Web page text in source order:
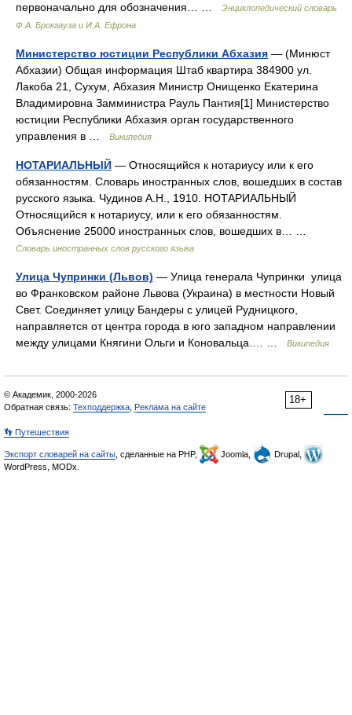
первоначально для обозначения… …
Энциклопедический словарь
Ф.А. Брокгауза и И.А. Ефрона
Министерство юстиции Республики Абхазия — (Минюст
Абхазии) Общая информация Штаб квартира 384900 ул.
Лакоба 21, Сухум, Абхазия Министр Онищенко Екатерина
Владимировна Замминистра Рауль Пантия[1] Министерство
юстиции Республики Абхазия орган государственного
управления в …
Википедия
НОТАРИАЛЬНЫЙ — Относящийся к нотариусу или к его
обязанностям. Словарь иностранных слов, вошедших в состав
русского языка. Чудинов А.Н., 1910. НОТАРИАЛЬНЫЙ
Относящийся к нотариусу, или к его обязанностям.
Объяснение 25000 иностранных слов, вошедших в… …
Словарь иностранных слов русского языка
Улица Чупринки (Львов) — Улица генерала Чупринки улица
во Франковском районе Львова (Украина) в местности Новый
Свет. Соединяет улицу Бандеры с улицей Рудницкого,
направляется от центра города в юго западном направлении
между улицами Княгини Ольги и Коновальца.… …
Википедия
18+
© Академик, 2000-2026
Обратная связь: Техподдержка Реклама на сайте
👣 Путешествия
Экспорт словарей на сайты , сделанные на PHP, Joomla,
Drupal,
WordPress, MODx.